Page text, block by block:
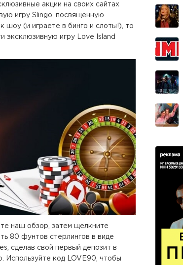
акции на своих сайтах
игру Slingo, посвященную
шоу (и играете в бинго и слоты!), то
эксклюзивную игру Love Island
наш обзор, затем щелкните
80 фунтов стерлингов в виде
сделав свой первый депозит в
Используйте код LOVE90, чтобы